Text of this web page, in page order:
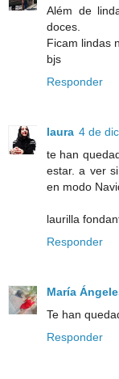
Além de
doces.
Ficam lindas
bjs
Responder
laura 4 de
te han
estar. a ver
en modo
laurilla
Responder
María
Te han
Responder